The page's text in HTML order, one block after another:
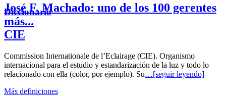
José F. Machado: uno de los 100 gerentes
más...
Diccionario
CIE
Commission Internationale de l’Eclairage (CIE). Organismo
internacional para el estudio y estandarización de la luz y todo lo
relacionado con ella (color, por ejemplo). Su…[seguir leyendo]
Más definiciones